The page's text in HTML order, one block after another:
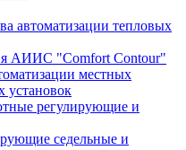
автоматизации тепловых
АИИС "Comfort Contour"
местных
установок
регулирующие и
седельные и